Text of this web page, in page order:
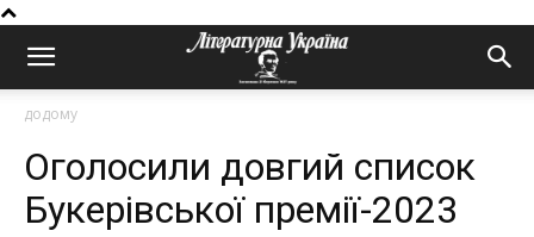
додому
Оголосили довгий список
Букерівської премії-2023